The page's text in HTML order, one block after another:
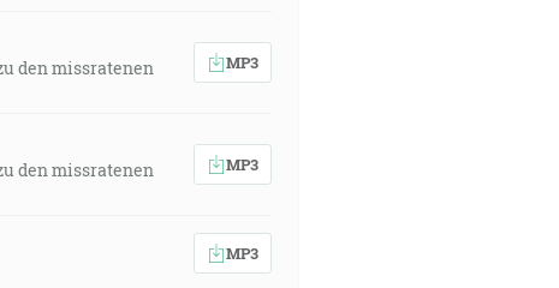
den missratenen
MP3
den missratenen
MP3
MP3